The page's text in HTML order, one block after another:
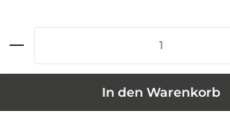
In den Warenkorb